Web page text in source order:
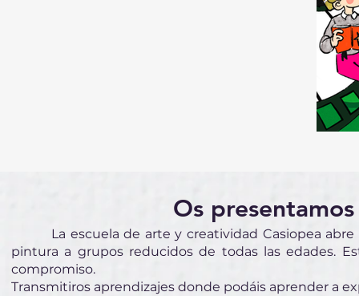
Os
La escuela de arte y creatividad Casiopea
pintura a grupos reducidos de todas las edades.
compromiso.
Transmitiros aprendizajes donde podáis aprender a